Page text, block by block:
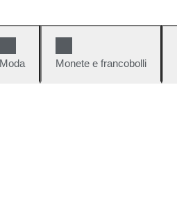
Moda Monete e francobolli